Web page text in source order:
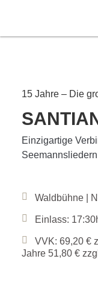
15 Jahre – Die
Einzigartige
Waldbühne |
Einlass:
VVK: 69,20 €
Jahre 51,80 €